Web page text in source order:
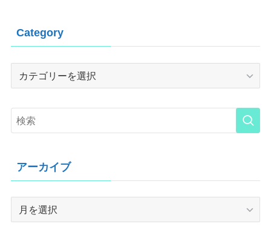
Category
Category
アーカイブ